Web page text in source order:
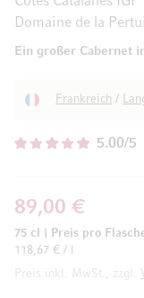
5.00/5
Domaine de la
Ein großer Cabernet
Frankreich /
89,00 €
75 cl
Preis pro
118,67 € / l
Preis inkl. MwSt., zzgl.